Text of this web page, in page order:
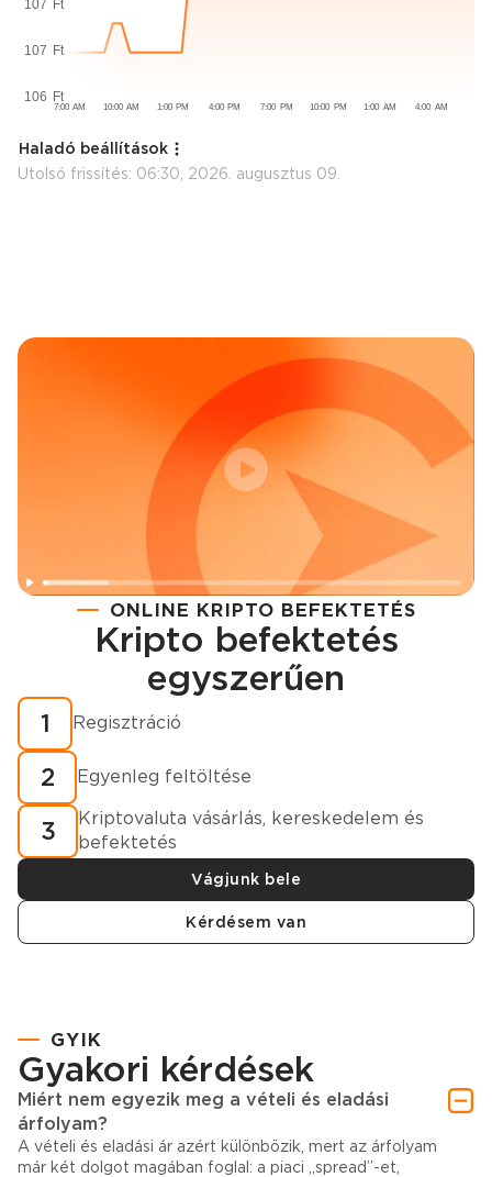
Haladó beállítások
Utolsó frissítés: 06:30, 2026. augusztus 09.
Regisztráció
Hogyan vásároljunk kriptovalutát percek alatt?
ONLINE KRIPTO BEFEKTETÉS
Kripto befektetés
egyszerűen
1 Regisztráció
2 Egyenleg feltöltése
3
Kriptovaluta vásárlás, kereskedelem és
befektetés
Vágjunk bele
Kérdésem van
GYIK
Gyakori kérdések
Miért nem egyezik meg a vételi és eladási
árfolyam?
A vételi és eladási ár azért különbözik, mert az árfolyam
már két dolgot magában foglal: a piaci „spread”-et,